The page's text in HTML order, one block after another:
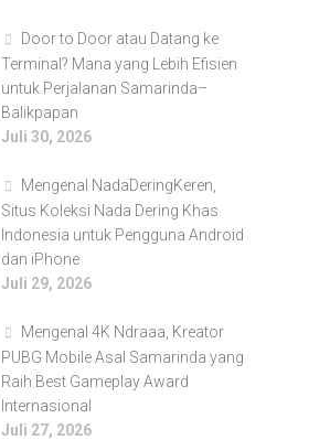
Door to Door atau Datang ke
Terminal? Mana yang Lebih Efisien
untuk Perjalanan Samarinda–
Balikpapan
Juli 30, 2026
Mengenal NadaDeringKeren,
Situs Koleksi Nada Dering Khas
Indonesia untuk Pengguna Android
dan iPhone
Juli 29, 2026
Mengenal 4K Ndraaa, Kreator
PUBG Mobile Asal Samarinda yang
Raih Best Gameplay Award
Internasional
Juli 27, 2026